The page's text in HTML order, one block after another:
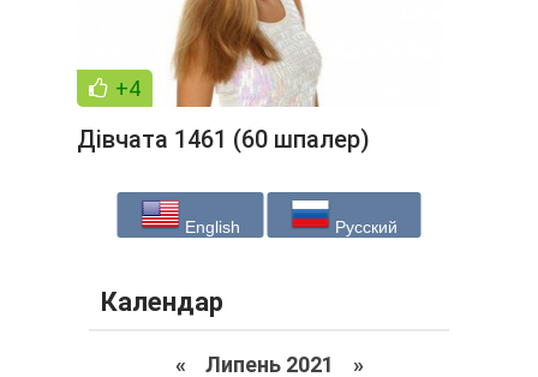
+4
Дівчата 1461 (60 шпалер)
English Русский
Календар
« Липень 2021 »